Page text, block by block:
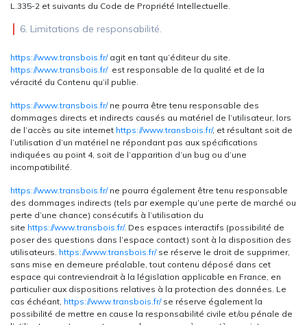
L.335-2 et suivants du Code de Propriété Intellectuelle.
6. Limitations de responsabilité.
https://www.transbois.fr/agit en tant qu’éditeur du site.
https://www.transbois.fr/est responsable de la qualité et de la
véracité du Contenu qu’il publie.
https://www.transbois.fr/ne pourra être tenu responsable des
dommages directs et indirects causés au matériel de l’utilisateur, lors
de l’accès au site internet https://www.transbois.fr/, et résultant soit de
l’utilisation d’un matériel ne répondant pas aux spécifications
indiquées au point 4, soit de l’apparition d’un bug ou d’une
incompatibilité.
https://www.transbois.fr/ne pourra également être tenu responsable
des dommages indirects (tels par exemple qu’une perte de marché ou
perte d’une chance) consécutifs à l’utilisation du
site https://www.transbois.fr/. Des espaces interactifs (possibilité de
poser des questions dans l’espace contact) sont à la disposition des
utilisateurs. https://www.transbois.fr/se réserve le droit de supprimer,
sans mise en demeure préalable, tout contenu déposé dans cet
espace qui contreviendrait à la législation applicable en France, en
particulier aux dispositions relatives à la protection des données. Le
cas échéant, https://www.transbois.fr/se réserve également la
possibilité de mettre en cause la responsabilité civile et/ou pénale de